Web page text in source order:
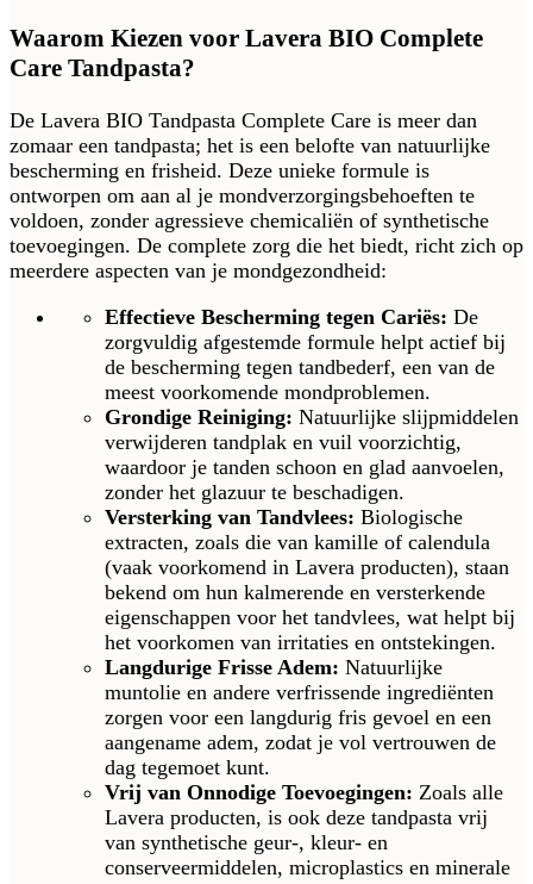
Waarom Kiezen voor Lavera BIO Complete
Care Tandpasta?
De Lavera BIO Tandpasta Complete Care is meer dan
zomaar een tandpasta; het is een belofte van natuurlijke
bescherming en frisheid. Deze unieke formule is
ontworpen om aan al je mondverzorgingsbehoeften te
voldoen, zonder agressieve chemicaliën of synthetische
toevoegingen. De complete zorg die het biedt, richt zich op
meerdere aspecten van je mondgezondheid:
Effectieve Bescherming tegen Cariës: De
zorgvuldig afgestemde formule helpt actief bij
de bescherming tegen tandbederf, een van de
meest voorkomende mondproblemen.
Grondige Reiniging: Natuurlijke slijpmiddelen
verwijderen tandplak en vuil voorzichtig,
waardoor je tanden schoon en glad aanvoelen,
zonder het glazuur te beschadigen.
Versterking van Tandvlees: Biologische
extracten, zoals die van kamille of calendula
(vaak voorkomend in Lavera producten), staan
bekend om hun kalmerende en versterkende
eigenschappen voor het tandvlees, wat helpt bij
het voorkomen van irritaties en ontstekingen.
Langdurige Frisse Adem: Natuurlijke
muntolie en andere verfrissende ingrediënten
zorgen voor een langdurig fris gevoel en een
aangename adem, zodat je vol vertrouwen de
dag tegemoet kunt.
Vrij van Onnodige Toevoegingen: Zoals alle
Lavera producten, is ook deze tandpasta vrij
van synthetische geur-, kleur- en
conserveermiddelen, microplastics en minerale